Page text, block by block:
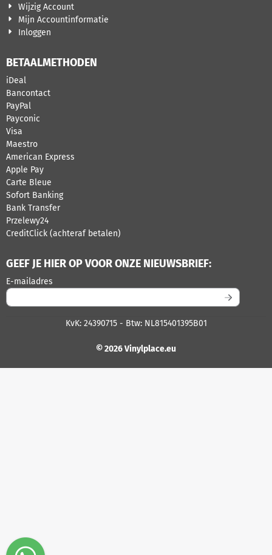
Wijzig Account
Mijn Accountinformatie
Inloggen
BETAALMETHODEN
iDeal
Bancontact
PayPal
Payconic
Visa
Maestro
American Express
Apple Pay
Carte Bleue
Sofort Banking
Bank Transfer
Przelewy24
CreditClick (achteraf betalen)
GEEF JE HIER OP VOOR ONZE NIEUWSBRIEF:
E-mailadres
KvK: 24390715 - Btw: NL815401395B01
© 2026 Vinylplace.eu